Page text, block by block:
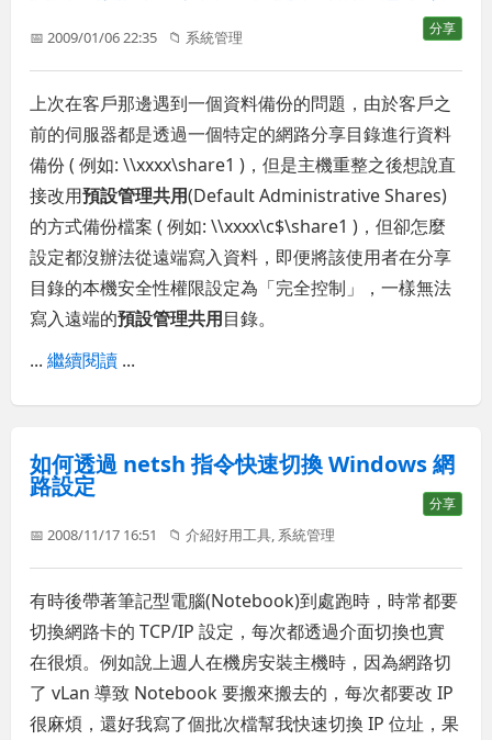
分享
📅 2009/01/06 22:35 📁 系統管理
上次在客戶那邊遇到一個資料備份的問題，由於客戶之
前的伺服器都是透過一個特定的網路分享目錄進行資料
備份 ( 例如: \\xxxx\share1 )，但是主機重整之後想說直
接改用預設管理共用(Default Administrative Shares)
的方式備份檔案 ( 例如: \\xxxx\c$\share1 )，但卻怎麼
設定都沒辦法從遠端寫入資料，即便將該使用者在分享
目錄的本機安全性權限設定為「完全控制」，一樣無法
寫入遠端的預設管理共用目錄。
...繼續閱讀 ...
如何透過 netsh 指令快速切換 Windows 網
路設定
分享
📅 2008/11/17 16:51 📁介紹好用工具 系統管理
有時後帶著筆記型電腦(Notebook)到處跑時，時常都要
切換網路卡的 TCP/IP 設定，每次都透過介面切換也實
在很煩。例如說上週人在機房安裝主機時，因為網路切
了 vLan 導致 Notebook 要搬來搬去的，每次都要改 IP
很麻煩，還好我寫了個批次檔幫我快速切換 IP 位址，果